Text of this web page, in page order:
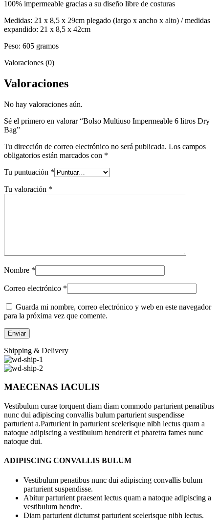
100% impermeable gracias a su diseño libre de costuras
Medidas: 21 x 8,5 x 29cm plegado (largo x ancho x alto) / medidas
expandido: 21 x 8,5 x 42cm
Peso: 605 gramos
Valoraciones (0)
Valoraciones
No hay valoraciones aún.
Sé el primero en valorar “Bolso Multiuso Impermeable 6 litros Dry
Bag”
Tu dirección de correo electrónico no será publicada. Los campos
obligatorios están marcados con *
Tu puntuación *
Tu valoración *
Nombre *
Correo electrónico *
Guarda mi nombre, correo electrónico y web en este navegador
para la próxima vez que comente.
Shipping & Delivery
MAECENAS IACULIS
Vestibulum curae torquent diam diam commodo parturient penatibus
nunc dui adipiscing convallis bulum parturient suspendisse
parturient a.Parturient in parturient scelerisque nibh lectus quam a
natoque adipiscing a vestibulum hendrerit et pharetra fames nunc
natoque dui.
ADIPISCING CONVALLIS BULUM
Vestibulum penatibus nunc dui adipiscing convallis bulum
parturient suspendisse.
Abitur parturient praesent lectus quam a natoque adipiscing a
vestibulum hendre.
Diam parturient dictumst parturient scelerisque nibh lectus.